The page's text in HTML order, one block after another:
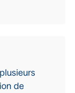
de